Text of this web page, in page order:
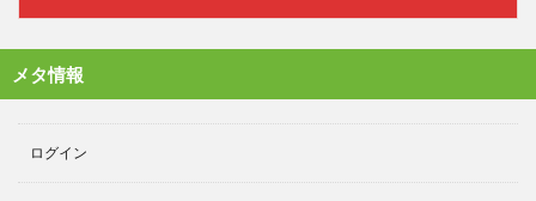
メタ情報
ログイン